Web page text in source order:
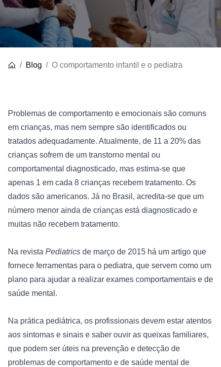
Blog O comportamento infantil e o pediatra
Problemas de comportamento e emocionais são comuns
em crianças, mas nem sempre são identificados ou
tratados adequadamente. Atualmente, de 11 a 20% das
crianças sofrem de um transtorno mental ou
comportamental diagnosticado, mas estima-se que
apenas 1 em cada 8 crianças recebem tratamento. Os
dados são americanos. Já no Brasil, acredita-se que um
número menor ainda de crianças está diagnosticado e
muitas não recebem tratamento.
Na revista Pediatrics de março de 2015 há um artigo que
fornece ferramentas para o pediatra, que servem como um
plano para ajudar a realizar exames comportamentais e de
saúde mental.
Na prática pediátrica, os profissionais devem estar atentos
aos sintomas e sinais e saber ouvir as queixas familiares,
que podem ser úteis na prevenção e detecção de
problemas de comportamento e de saúde mental de